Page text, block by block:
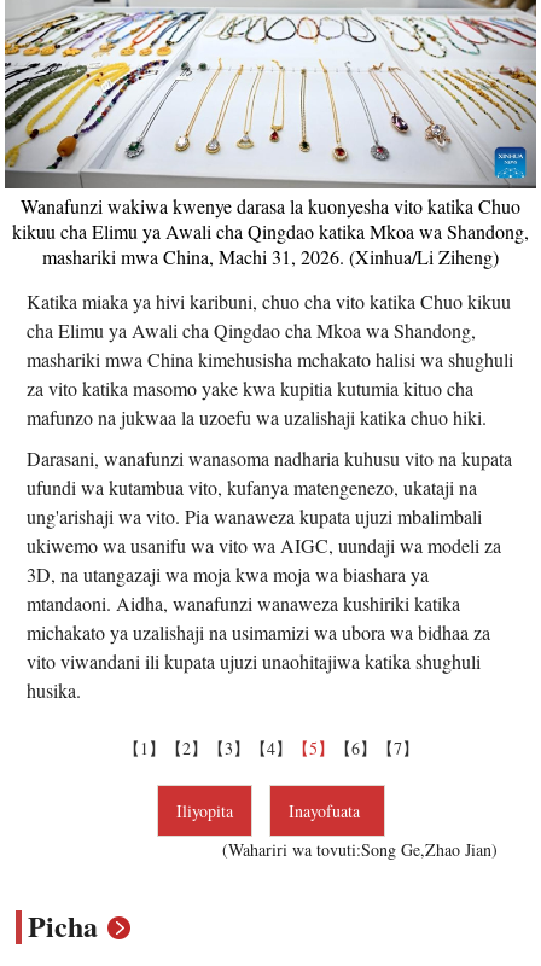
Wanafunzi wakiwa kwenye darasa la kuonyesha vito katika Chuo
kikuu cha Elimu ya Awali cha Qingdao katika Mkoa wa Shandong,
mashariki mwa China, Machi 31, 2026. (Xinhua/Li Ziheng)
Katika miaka ya hivi karibuni, chuo cha vito katika Chuo kikuu
cha Elimu ya Awali cha Qingdao cha Mkoa wa Shandong,
mashariki mwa China kimehusisha mchakato halisi wa shughuli
za vito katika masomo yake kwa kupitia kutumia kituo cha
mafunzo na jukwaa la uzoefu wa uzalishaji katika chuo hiki.
Darasani, wanafunzi wanasoma nadharia kuhusu vito na kupata
ufundi wa kutambua vito, kufanya matengenezo, ukataji na
ung'arishaji wa vito. Pia wanaweza kupata ujuzi mbalimbali
ukiwemo wa usanifu wa vito wa AIGC, uundaji wa modeli za
3D, na utangazaji wa moja kwa moja wa biashara ya
mtandaoni. Aidha, wanafunzi wanaweza kushiriki katika
michakato ya uzalishaji na usimamizi wa ubora wa bidhaa za
vito viwandani ili kupata ujuzi unaohitajiwa katika shughuli
husika.
【1】 【2】 【3】 【4】 【5】 【6】 【7】
Iliyopita
Inayofuata
(Wahariri wa tovuti:Song Ge,Zhao Jian)
Picha